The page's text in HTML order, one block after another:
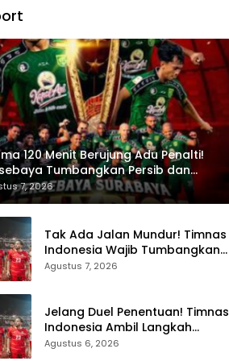
120 Menit Berujung Adu Penalti!
Tumbangkan Persib dan
Gelar Juara Piala Presiden 2026
7, 2026
Tak Ada Jalan Mundur! Timnas
Indonesia Wajib Tumbangkan
Singapura demi Tiket Semifinal
Agustus 7, 2026
Jelang Duel Penentuan! Timnas
Indonesia Ambil Langkah
Berbeda Hadapi Singapura di
Agustus 6, 2026